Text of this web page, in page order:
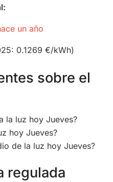
un año
0.1269 €/kWh)
sobre el
la luz hoy Jueves?
hoy Jueves?
de la luz hoy Jueves?
regulada